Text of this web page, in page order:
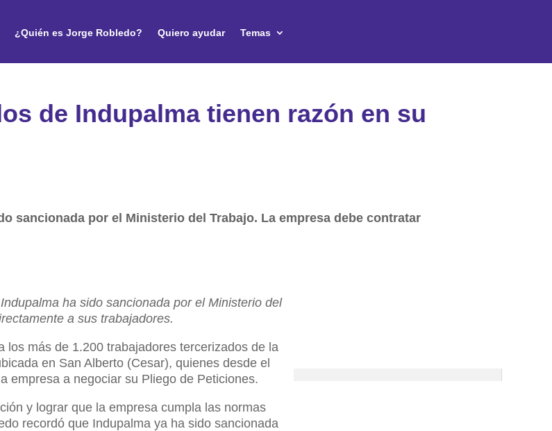
¿Quién es Jorge Robledo? Quiero ayudar Temas
de Indupalma tienen razón en su
sancionada por el Ministerio del Trabajo. La empresa debe contratar
ha sido sancionada por el Ministerio del
a sus trabajadores.
más de 1.200 trabajadores tercerizados de la
en San Alberto (Cesar), quienes desde el
empresa a negociar su Pliego de Peticiones.
y lograr que la empresa cumpla las normas
recordó que Indupalma ya ha sido sancionada